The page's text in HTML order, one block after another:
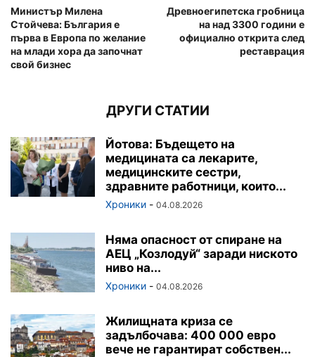
Министър Милена
Стойчева: България е
първа в Европа по желание
на млади хора да започнат
свой бизнес
Древноегипетска гробница
на над 3300 години е
официално открита след
реставрация
ДРУГИ СТАТИИ
Йотова: Бъдещето на
медицината са лекарите,
медицинските сестри,
здравните работници, които...
Хроники - 04.08.2026
Няма опасност от спиране на
АЕЦ „Козлодуй“ заради ниското
ниво на...
Хроники - 04.08.2026
Жилищната криза се
задълбочава: 400 000 евро
вече не гарантират собствен...